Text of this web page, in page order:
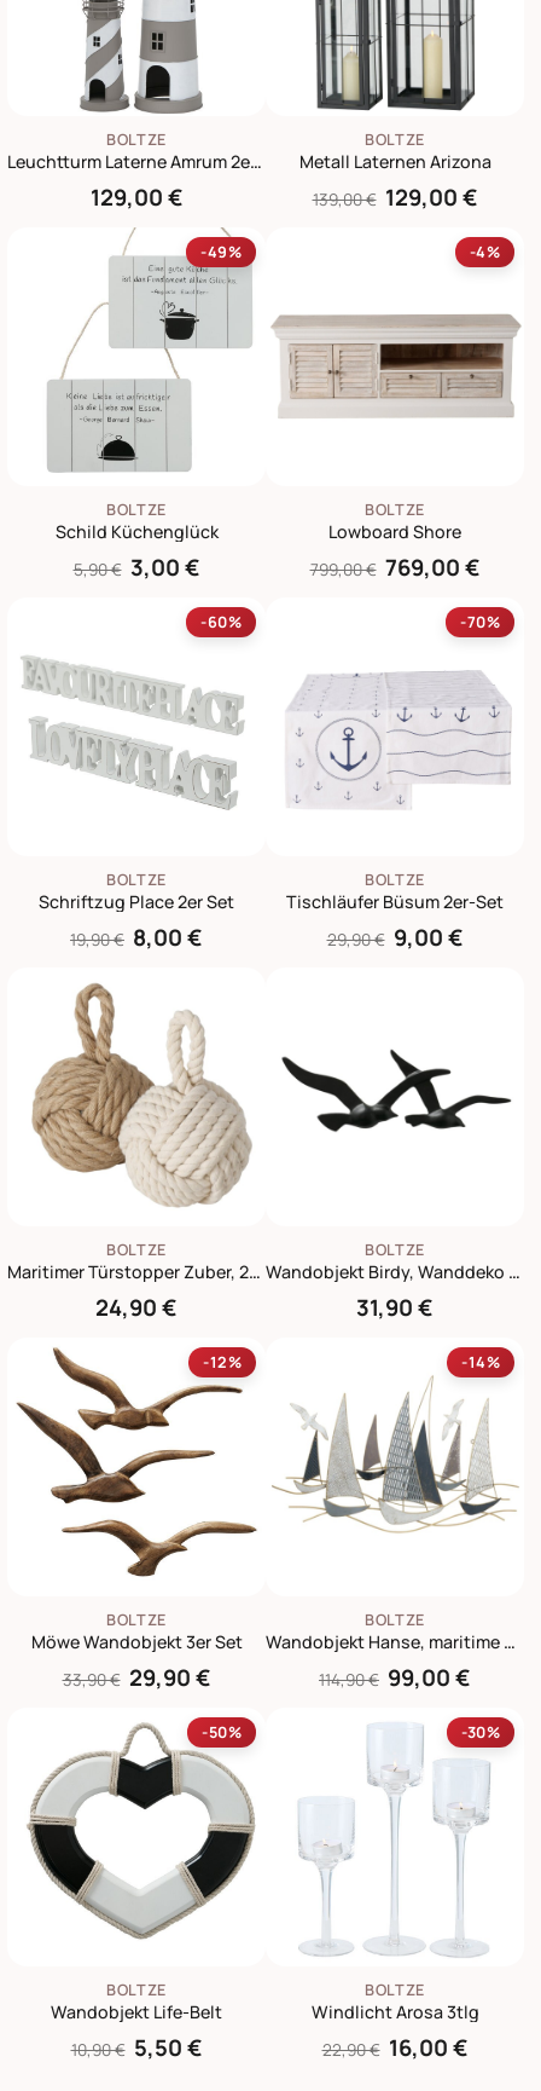
BOLTZE
Leuchtturm Laterne Amrum 2er Set
129,00 €
BOLTZE
Metall Laternen Arizona
139,00 € 129,00 €
-49%
BOLTZE
Schild Küchenglück
5,90 € 3,00 €
-4%
BOLTZE
Lowboard Shore
799,00 € 769,00 €
-60%
BOLTZE
Schriftzug Place 2er Set
19,90 € 8,00 €
-70%
BOLTZE
Tischläufer Büsum 2er-Set
29,90 € 9,00 €
BOLTZE
Maritimer Türstopper Zuber, 2er Set
24,90 €
BOLTZE
Wandobjekt Birdy, Wanddeko 2 tlg.
31,90 €
-12%
BOLTZE
Möwe Wandobjekt 3er Set
33,90 € 29,90 €
-14%
BOLTZE
Wandobjekt Hanse, maritime Wanddeko
114,90 € 99,00 €
-50%
BOLTZE
Wandobjekt Life-Belt
10,90 € 5,50 €
-30%
BOLTZE
Windlicht Arosa 3tlg
22,90 € 16,00 €